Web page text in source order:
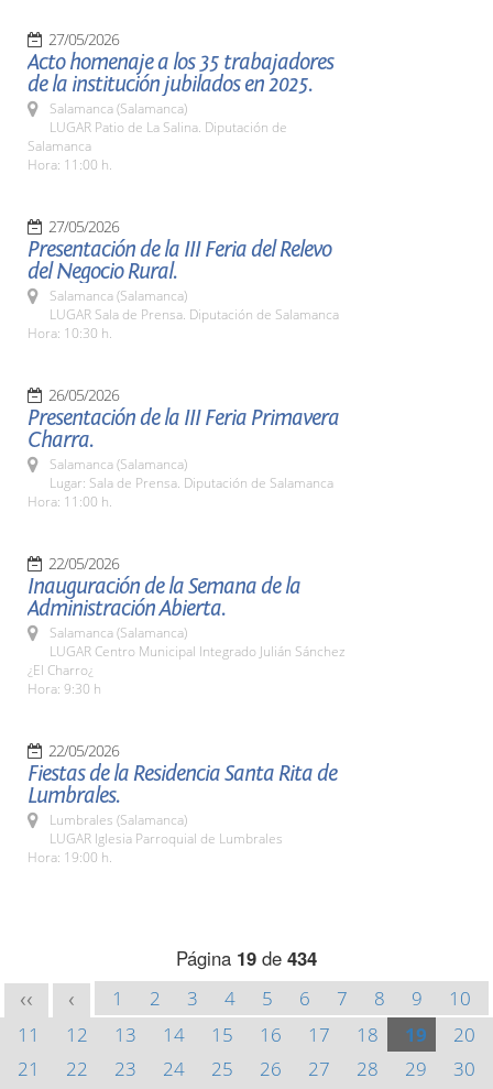
27/05/2026
Acto homenaje a los 35 trabajadores
de la institución jubilados en 2025.
Salamanca (Salamanca)
LUGAR Patio de La Salina. Diputación de
Salamanca
Hora: 11:00 h.
27/05/2026
Presentación de la III Feria del Relevo
del Negocio Rural.
Salamanca (Salamanca)
LUGAR Sala de Prensa. Diputación de Salamanca
Hora: 10:30 h.
26/05/2026
Presentación de la III Feria Primavera
Charra.
Salamanca (Salamanca)
Lugar: Sala de Prensa. Diputación de Salamanca
Hora: 11:00 h.
22/05/2026
Inauguración de la Semana de la
Administración Abierta.
Salamanca (Salamanca)
LUGAR Centro Municipal Integrado Julián Sánchez
¿El Charro¿
Hora: 9:30 h
22/05/2026
Fiestas de la Residencia Santa Rita de
Lumbrales.
Lumbrales (Salamanca)
LUGAR Iglesia Parroquial de Lumbrales
Hora: 19:00 h.
Página 19 de 434
<< < 1 2 3 4 5 6 7 8 9
10
11
12 13 14 15 16 17 18 19
20
21
22 23 24 25 26 27 28 29
30